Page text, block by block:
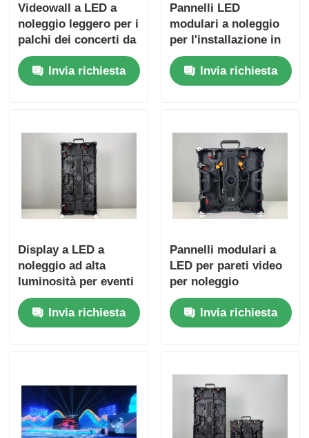
Videowall a LED a
noleggio leggero per i
palchi dei concerti da
Guide Visual
Invia richiesta
Pannelli LED
modulari a noleggio
per l'installazione in
fase rapida dalla
guida visivaInvia richiesta
Display a LED a
noleggio ad alta
luminosità per eventi
interni ed esterni
dalla guida visiva
Invia richiesta
Pannelli modulari a
LED per pareti video
per noleggio
palcoscenico e
spettacoli itineranti
Invia richiesta